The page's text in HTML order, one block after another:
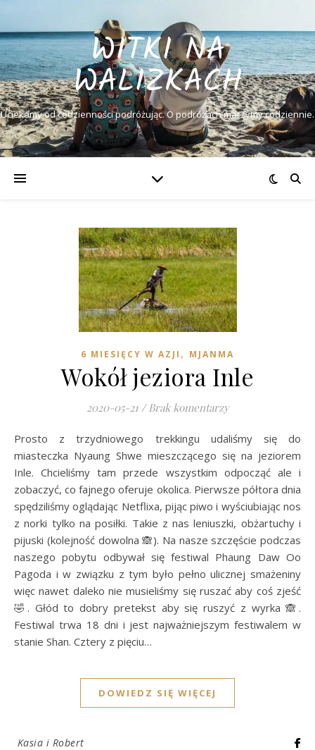
WITKI NA
WALIZKACH
Uciekamy od codzienności podróżując. O podróżach marzymy codziennie.
6 MIESIĘCY W AZJI , MJANMA
Wokół jeziora Inle
2020-05-21 / Brak komentarzy
Prosto z trzydniowego trekkingu udaliśmy się do
miasteczka Nyaung Shwe mieszczącego się na jeziorem
Inle. Chcieliśmy tam przede wszystkim odpocząć ale i
zobaczyć, co fajnego oferuje okolica. Pierwsze półtora dnia
spędziliśmy oglądając Netflixa, pijąc piwo i wyściubiając nos
z norki tylko na posiłki. Takie z nas leniuszki, obżartuchy i
pijuski (kolejność dowolna 🙈). Na nasze szczęście podczas
naszego pobytu odbywał się festiwal Phaung Daw Oo
Pagoda i w związku z tym było pełno ulicznej smażeniny
więc nawet daleko nie musieliśmy się ruszać aby coś zjeść
🤣. Głód to dobry pretekst aby się ruszyć z wyrka 🙈.
Festiwal trwa 18 dni i jest najważniejszym festiwalem w
stanie Shan. Cztery z pięciu…
DOWIEDZ SIĘ WIĘCEJ
Kasia i Robert